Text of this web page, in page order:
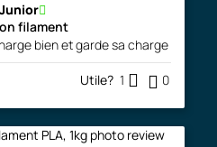
Junior
filament
bien et garde sa charge
Utile? 1 0